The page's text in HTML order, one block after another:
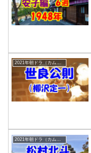
2021年朝ドラ（カムカムエヴリバディ）